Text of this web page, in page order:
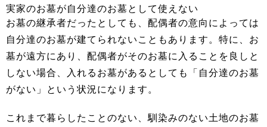
実家のお墓が自分達のお墓として使えない
お墓の継承者だったとしても、配偶者の意向によっては
自分達のお墓が建てられないこともあります。特に、お
墓が遠方にあり、配偶者がそのお墓に入ることを良しと
しない場合、入れるお墓があるとしても「自分達のお墓
がない」という状況になります。
これまで暮らしたことのない、馴染みのない土地のお墓